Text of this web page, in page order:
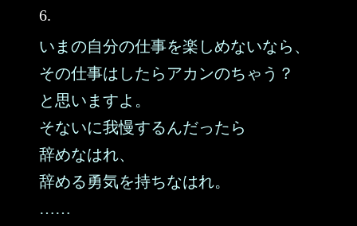
6.
いまの自分の仕事を楽しめないなら、
その仕事はしたらアカンのちゃう？
と思いますよ。
そないに我慢するんだったら
辞めなはれ、
辞める勇気を持ちなはれ。
……